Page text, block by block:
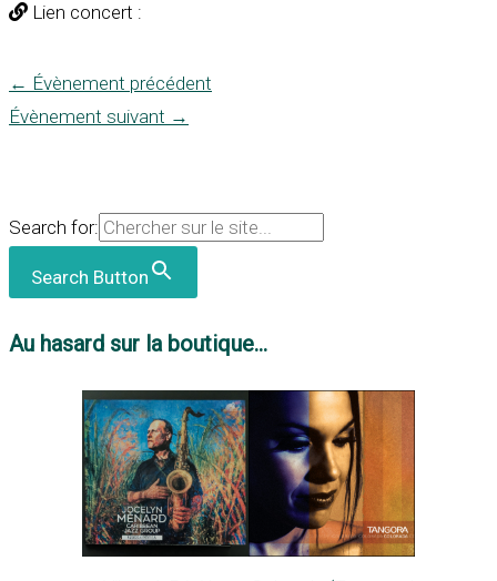
Lien concert :
← Évènement précédent
Évènement suivant →
Search for:
Search Button
Au hasard sur la boutique...